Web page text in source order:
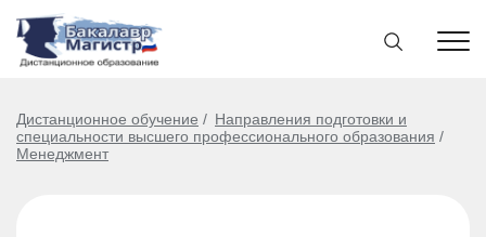
Дистанционное обучение
Направления подготовки и
специальности высшего профессионального образования
Менеджмент